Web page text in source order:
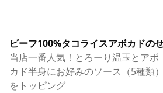
ビーフ100%タコライスアボカドの
当店一番人気！とろーり温玉とアボ
カド半身にお好みのソース（5種類）
をトッピング